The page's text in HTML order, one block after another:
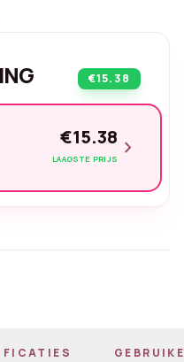
€15.38
€15.38
LAAGSTE PRIJS chevron_right